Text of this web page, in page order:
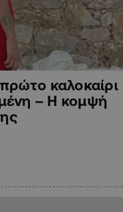
καλοκαίρι
– Η κομψή